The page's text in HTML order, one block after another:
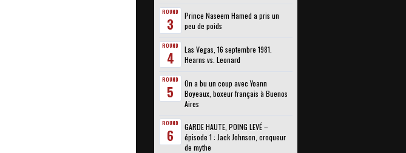
ROUND
3
Prince Naseem Hamed a pris un
peu de poids
ROUND
4
Las Vegas, 16 septembre 1981.
Hearns vs. Leonard
ROUND
5
On a bu un coup avec Yoann
Boyeaux, boxeur français à Buenos
Aires
ROUND
6
GARDE HAUTE, POING LEVÉ –
épisode 1 : Jack Johnson, croqueur
de mythe